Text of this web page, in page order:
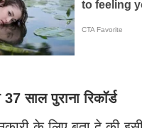
साल पुराना रिकॉर्ड